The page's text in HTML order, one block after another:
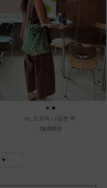
● ●
m_로로에 나일론 백
28,000원